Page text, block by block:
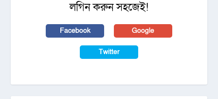
লগিন করুন সহজেই!
Facebook Google
Twitter